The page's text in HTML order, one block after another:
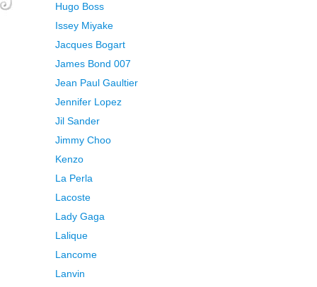
Hugo Boss
Issey Miyake
Jacques Bogart
James Bond 007
Jean Paul Gaultier
Jennifer Lopez
Jil Sander
Jimmy Choo
Kenzo
La Perla
Lacoste
Lady Gaga
Lalique
Lancome
Lanvin